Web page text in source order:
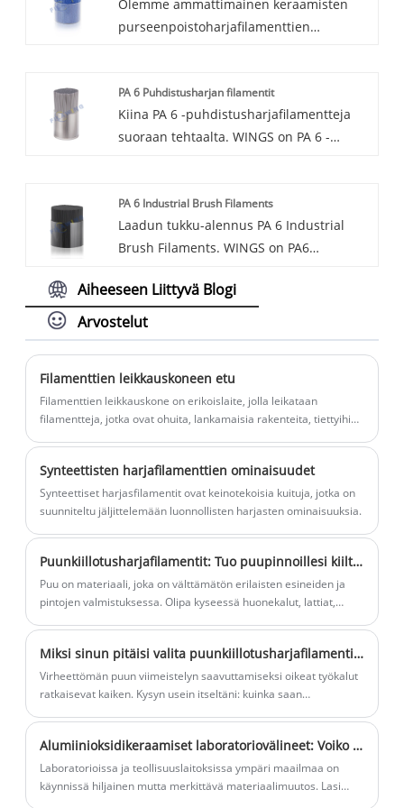
Olemme ammattimainen keraamisten
purseenpoistoharjafilamenttien
palvelua tässä linjassa.
PA 6 Puhdistusharjan filamentit
Kiina PA 6 -puhdistusharjafilamentteja
suoraan tehtaalta. WINGS on PA 6 -
kuituharjasten filamentteja käytetään
pääasiassa kotitalouksien
puhdistusharjoihin, kuten
lumiharjoihin, autonpesuharjoihin jne.
PA 6 Industrial Brush Filaments
Laadun tukku-alennus PA 6 Industrial
Brush Filaments. WINGS on PA6
toimittaja Kiinassa. PA6-teollisuuden
harjakuituharjasfilamentteja käytetään
pääasiassa teollisuuspuhdistukseen
tarkoitettujen harjojen valmistukseen
elintarvike-, lasi-, tekstiili-, koneistus-,
liukuportaiden eri helmojen ja
lakaisulaitteiden jne.
Aiheeseen Liittyvä Blogi
Arvostelut
Filamenttien leikkauskoneen etu
Filamenttien leikkauskone on erikoislaite, jolla leikataan
filamentteja, jotka ovat ohuita, lankamaisia ​​rakenteita, tiettyihin
Synteettisten harjafilamenttien ominaisuudet
Synteettiset harjasfilamentit ovat keinotekoisia kuituja, jotka on
suunniteltu jäljittelemään luonnollisten harjasten ominaisuuksia.
Puunkiillotusharjafilamentit: Tuo puupinnoillesi kiiltoa kuin koskaan ennen!
Puu on materiaali, joka on välttämätön erilaisten esineiden ja
pintojen valmistuksessa. Olipa kyseessä huonekalut, lattiat,
voivat kuitenkin ajan myötä menettää kiiltonsa ja näyttää
himmeiltä ja kuluneilta.
Miksi sinun pitäisi valita puunkiillotusharjafilamentit projekteihisi?
Virheettömän puun viimeistelyn saavuttamiseksi oikeat työkalut
ratkaisevat kaiken. Kysyn usein itseltäni: kuinka saan
Filamentsiin. Nämä filamentit on suunniteltu yhdistämään
kestävyys, joustavuus ja tarkkuus, mikä varmistaa, että jokainen
puuprojekti huonekaluista koristeosaan saavuttaa esteettisen
Alumiinioksidikeraamiset laboratoriovälineet: Voiko erittäin puhdas tekninen keramiikka todella suorituskykyä paremmin kuin metallit syövyttävissä ja korkeissa lämpötiloissa?
Laboratorioissa ja teollisuuslaitoksissa ympäri maailmaa on
käynnissä hiljainen mutta merkittävä materiaalimuutos. Lasi